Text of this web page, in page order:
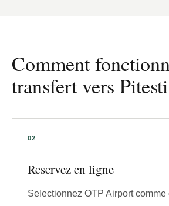
Comment
transfert vers Pitesti
Reservez en ligne
Selectionnez OTP Airport comme